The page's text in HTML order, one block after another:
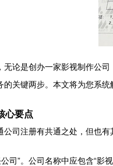
论是创办一家影视制作公
关键两步。本文将为您系
心要点
司注册有共通之处，但也有
司”。公司名称中应包含“影